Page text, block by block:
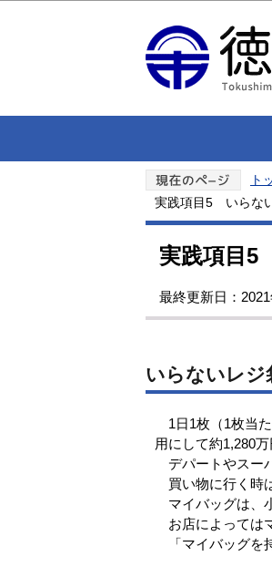
ト
実践項目5 いらな
実践項目5
最終更新日：
いらないレジ
1日1枚（1枚当
用にして約1,280万
デパートやスー
買い物に行く時
マイバッグは、
お店によっては
「マイバッグを